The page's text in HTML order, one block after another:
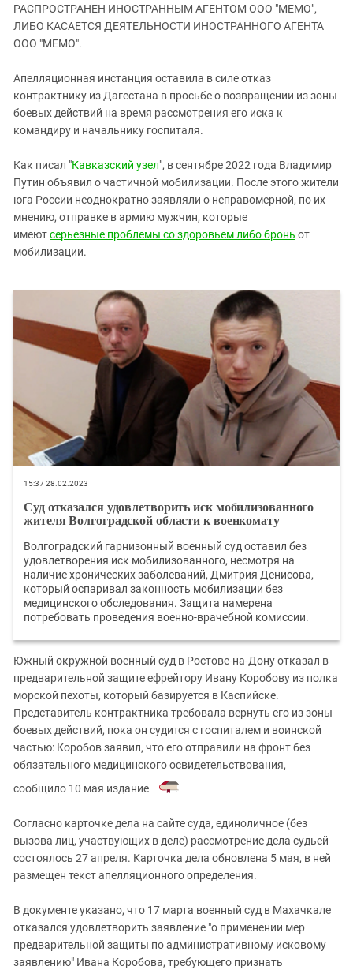
ЗАСТАВЛЯЕТ
КАВКАЗ ЗА ПАЛЕСТИНУ
МОБИЛИЗАЦИЯ И ПРОТЕСТЫ
Дагестан
Ингушетия
Калмыкия
Карачаево-Черкесия
Краснодарский край
Нагорный Карабах
Российская Федерация
Ростовская область
Северная Осетия - Алания
СКФО
Южная Осетия
Южный Кавказ
РАСПРОСТРАНЕН ИНОСТРАННЫМ АГЕНТОМ ООО "МЕМО",
ЛИБО КАСАЕТСЯ ДЕЯТЕЛЬНОСТИ ИНОСТРАННОГО АГЕНТА
ООО "МЕМО".
Апелляционная инстанция оставила в силе отказ
контрактнику из Дагестана в просьбе о возвращении из зоны
боевых действий на время рассмотрения его иска к
командиру и начальнику госпиталя.
Как писал "Кавказский узел", в сентябре 2022 года Владимир
Путин объявил о частичной мобилизации. После этого жители
юга России неоднократно заявляли о неправомерной, по их
мнению, отправке в армию мужчин, которые
имеютсерьезные проблемы со здоровьем либо бронь от
мобилизации.
15:37 28.02.2023
Суд отказался удовлетворить иск мобилизованного
жителя Волгоградской области к военкомату
Волгоградский гарнизонный военный суд оставил без
удовлетворения иск мобилизованного, несмотря на
наличие хронических заболеваний, Дмитрия Денисова,
который оспаривал законность мобилизации без
медицинского обследования. Защита намерена
потребовать проведения военно-врачебной комиссии.
Южный окружной военный суд в Ростове-на-Дону отказал в
предварительной защите ефрейтору Ивану Коробову из полка
морской пехоты, который базируется в Каспийске.
Представитель контрактника требовала вернуть его из зоны
боевых действий, пока он судится с госпиталем и воинской
частью: Коробов заявил, что его отправили на фронт без
обязательного медицинского освидетельствования,
сообщило 10 мая издание
.
Согласно карточке дела на сайте суда, единоличное (без
вызова лиц, участвующих в деле) рассмотрение дела судьей
состоялось 27 апреля. Карточка дела обновлена 5 мая, в ней
размещен текст апелляционного определения.
В документе указано, что 17 марта военный суд в Махачкале
отказался удовлетворить заявление "о применении мер
предварительной защиты по административному исковому
заявлению" Ивана Коробова, требующего признать